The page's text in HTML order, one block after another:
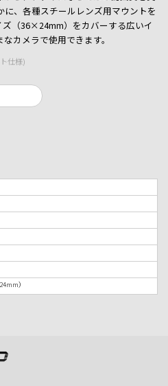
、各種スチールレンズ用マウントを
（36×24mm）をカバーする広いイ
カメラで使用できます。
仕様)
）